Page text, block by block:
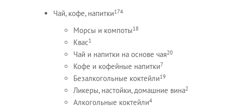
Чай, кофе, напитки174
Морсы и компоты18
Квас1
Чай и напитки на основе чая20
Кофе и кофейные напитки7
Безалкогольные коктейли19
Ликеры, настойки, домашние вина2
Алкогольные коктейли4